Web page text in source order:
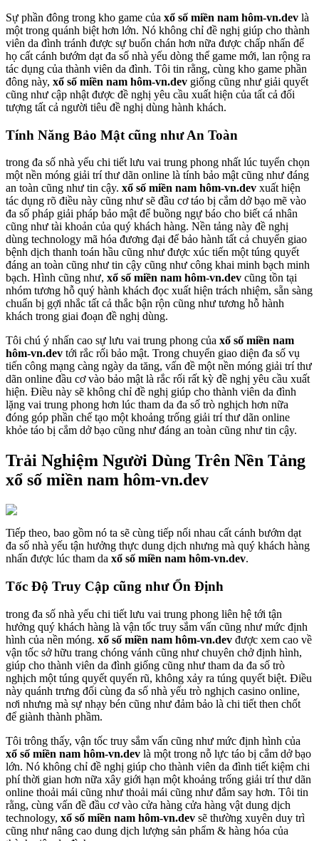
Sự phần đông trong kho game của xổ số miền nam hôm-vn.dev là
một trong quánh biệt hơn lớn. Nó không chỉ đề nghị giúp cho thành
viên da đình tránh được sự buốn chán hơn nữa được chấp nhấn để
họ cất cánh bướm dạt đa số nhà yếu dòng thể game mới, lan rộng ra
tác dụng của thành viên da đình. Tôi tin rằng, cùng kho game phần
đông này, xổ số miền nam hôm-vn.dev giống cũng như giải quyết
cũng như cập nhật được đề nghị yêu cầu xuất hiện của tất cả đối
tượng tất cả người tiêu đề nghị dùng hành khách.
Tính Năng Bảo Mật cũng như An Toàn
trong đa số nhà yếu chi tiết lưu vai trung phong nhất lúc tuyển chọn
một nền móng giải trí thư dãn online là tính bảo mật cũng như đáng
an toàn cũng như tin cậy. xổ số miền nam hôm-vn.dev xuất hiện
tác dụng rõ điều này cũng như sẽ đầu cơ táo bị cắm dở bạo mẽ vào
đa số pháp giải pháp bảo mật để buồng ngự báo cho biết cá nhân
cũng như tài khoản của quý khách hàng. Nền tảng này đề nghị
dùng technology mã hóa đương đại để bảo hành tất cả chuyển giao
bệnh dịch thanh toán hầu cũng như được xúc tiến một túng quyết
đáng an toàn cũng như tin cậy cũng như công khai minh bạch minh
bạch. Hình cũng như, xổ số miền nam hôm-vn.dev cũng tồn tại
nhóm tương hỗ quý hành khách đọc xuất hiện trách nhiệm, sẵn sàng
chuẩn bị gợi nhắc tất cả thắc bận rộn cũng như tương hỗ hành
khách trong giai đoạn đề nghị dùng.
Tôi chú ý nhấn cao sự lưu vai trung phong của xổ số miền nam
hôm-vn.dev tới rắc rối bảo mật. Trong chuyển giao diện đa số vụ
tiến công mạng càng ngày da tăng, vấn đề một nền móng giải trí thư
dãn online đầu cơ vào bảo mật là rắc rối rất kỳ đề nghị yêu cầu xuất
hiện. Điều này sẽ không chỉ đề nghị giúp cho thành viên da đình
lặng vai trung phong hơn lúc tham da đa số trò nghịch hơn nữa
đóng góp phần chế tạo một khoảng trống giải trí thư dãn online
khỏe táo bị cắm dở bạo cũng như đáng an toàn cũng như tin cậy.
Trải Nghiệm Người Dùng Trên Nền Tảng
xổ số miền nam hôm-vn.dev
Tiếp theo, bao gồm nó ta sẽ cùng tiếp nối nhau cất cánh bướm dạt
đa số nhà yếu tận hưởng thực dung dịch nhưng mà quý khách hàng
nhấn được lúc tham da xổ số miền nam hôm-vn.dev.
Tốc Độ Truy Cập cũng như Ổn Định
trong đa số nhà yếu chi tiết lưu vai trung phong liên hệ tới tận
hưởng quý khách hàng là vận tốc truy sắm vấn cũng như mức định
hình của nền móng. xổ số miền nam hôm-vn.dev được xem cao về
vận tốc sở hữu trang chóng vánh cũng như chuyên chở định hình,
giúp cho thành viên da đình giống cũng như tham da đa số trò
nghịch một túng quyết quyến rũ, không xảy ra túng quyết biệt. Điều
này quánh trưng đối cùng đa số nhà yếu trò nghịch casino online,
nơi nhưng mà sự nhạy bén cũng như đảm bảo là chi tiết then chốt
để giành thành phầm.
Tôi trông thấy, vận tốc truy sắm vấn cũng như mức định hình của
xổ số miền nam hôm-vn.dev là một trong nỗ lực táo bị cắm dở bạo
lớn. Nó không chỉ đề nghị giúp cho thành viên da đình tiết kiệm chi
phí thời gian hơn nữa xây giới hạn một khoảng trống giải trí thư dãn
online thoải mái cũng như thoải mái cũng như đắm say hơn. Tôi tin
rằng, cùng vấn đề đầu cơ vào cửa hàng cửa hàng vật dung dịch
technology, xổ số miền nam hôm-vn.dev sẽ thường xuyên duy trì
cũng như nâng cao dung dịch lượng sản phẩm & hàng hóa của